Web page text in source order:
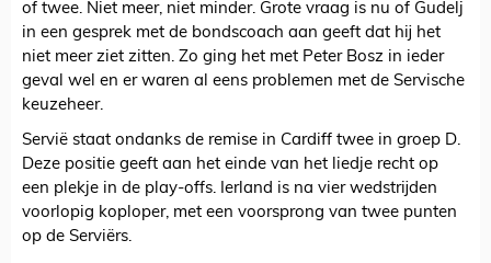
of twee. Niet meer, niet minder. Grote vraag is nu of Gudelj
in een gesprek met de bondscoach aan geeft dat hij het
niet meer ziet zitten. Zo ging het met Peter Bosz in ieder
geval wel en er waren al eens problemen met de Servische
keuzeheer.
Servië staat ondanks de remise in Cardiff twee in groep D.
Deze positie geeft aan het einde van het liedje recht op
een plekje in de play-offs. Ierland is na vier wedstrijden
voorlopig koploper, met een voorsprong van twee punten
op de Serviërs.